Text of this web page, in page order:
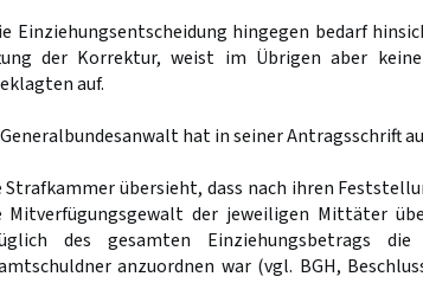
Einziehungsentscheidung hingegen bedarf
der Korrektur, weist im Übrigen aber
auf.
hat in seiner Antragsschrift
Strafkammer übersieht, dass nach ihren
Mitverfügungsgewalt der jeweiligen Mittäter
des gesamten Einziehungsbetrags
anzuordnen war (vgl. BGH,